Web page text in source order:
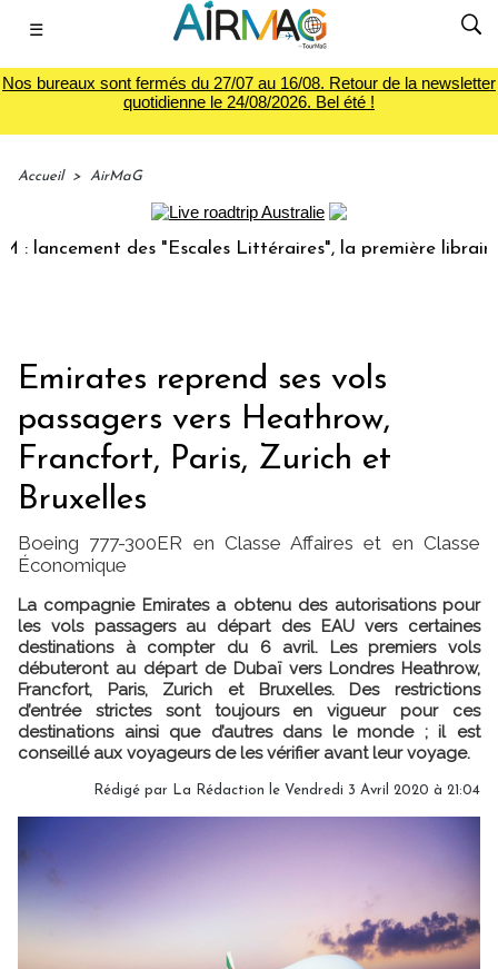
☰
Nos bureaux sont fermés du 27/07 au 16/08. Retour de la newsletter
quotidienne le 24/08/2026. Bel été !
Accueil > AirMaG
des "Escales Littéraires", la première librairie du
Emirates reprend ses vols
passagers vers Heathrow,
Francfort, Paris, Zurich et
Bruxelles
Boeing 777-300ER en Classe Affaires et en Classe
Économique
La compagnie Emirates a obtenu des autorisations pour
les vols passagers au départ des EAU vers certaines
destinations à compter du 6 avril. Les premiers vols
débuteront au départ de Dubaï vers Londres Heathrow,
Francfort, Paris, Zurich et Bruxelles. Des restrictions
d’entrée strictes sont toujours en vigueur pour ces
destinations ainsi que d’autres dans le monde ; il est
conseillé aux voyageurs de les vérifier avant leur voyage.
Rédigé par La Rédaction le Vendredi 3 Avril 2020 à 21:04